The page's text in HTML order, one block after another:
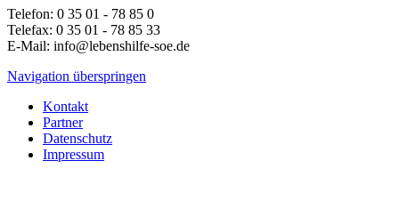
Telefon: 0 35 01 - 78 85 0
Telefax: 0 35 01 - 78 85 33
E-Mail: info@lebenshilfe-soe.de
Navigation überspringen
Kontakt
Partner
Datenschutz
Impressum